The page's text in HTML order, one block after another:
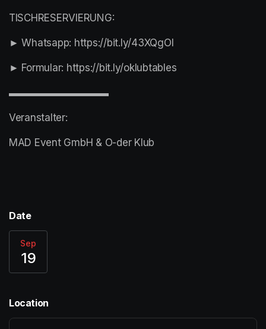
TISCHRESERVIERUNG:
► Whatsapp: https://bit.ly/43XQgOl
► Formular: https://bit.ly/oklubtables
▬▬▬▬▬▬▬▬▬▬
Veranstalter:
MAD Event GmbH & O-der Klub
Date
Sep
19
Location